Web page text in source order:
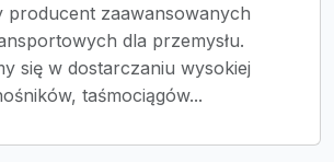
producent zaawansowanych
dla przemysłu.
się w dostarczaniu wysokiej
taśmociągów...